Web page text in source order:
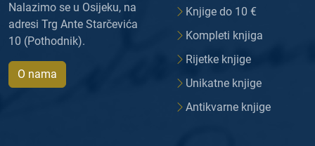
Nalazimo se u Osijeku, na
adresi Trg Ante Starčevića
10 (Pothodnik).
O nama
Knjige do 10 €
Kompleti knjiga
Rijetke knjige
Unikatne knjige
Antikvarne knjige